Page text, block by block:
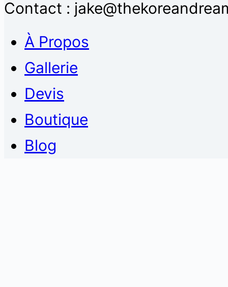
Contact :
À Propos
Gallerie
Devis
Boutique
Blog